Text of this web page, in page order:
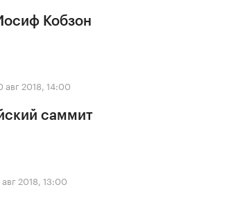
Кобзон
авг 2018, 14:00
саммит
авг 2018, 13:00